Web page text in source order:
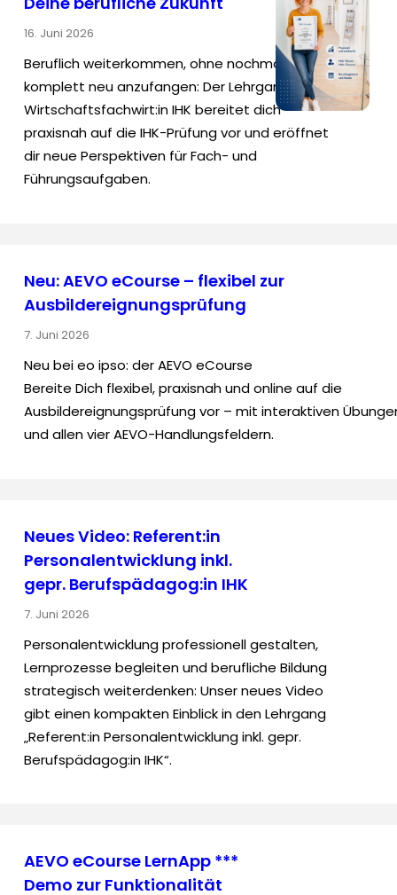
16. Juni 2026
Beruflich weiterkommen, ohne nochmal
komplett neu anzufangen: Der Lehrgang
Wirtschaftsfachwirt:in IHK bereitet dich
praxisnah auf die IHK-Prüfung vor und eröffnet
dir neue Perspektiven für Fach- und
Führungsaufgaben.
Neu: AEVO eCourse – flexibel zur
Ausbildereignungsprüfung
7. Juni 2026
Neu bei eo ipso: der AEVO eCourse
Bereite Dich flexibel, praxisnah und online auf die
Ausbildereignungsprüfung vor – mit interaktiven
und allen vier AEVO-Handlungsfeldern.
Neues Video: Referent:in
Personalentwicklung inkl.
gepr. Berufspädagog:in IHK
7. Juni 2026
Personalentwicklung professionell gestalten,
Lernprozesse begleiten und berufliche Bildung
strategisch weiterdenken: Unser neues Video
gibt einen kompakten Einblick in den Lehrgang
„Referent:in Personalentwicklung inkl. gepr.
Berufspädagog:in IHK“.
AEVO eCourse LernApp ***
Demo zur Funktionalität